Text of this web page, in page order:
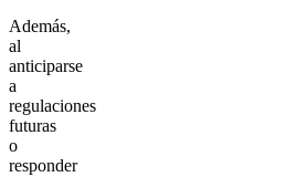
Además,
al
anticiparse
a
regulaciones
futuras
o
responder